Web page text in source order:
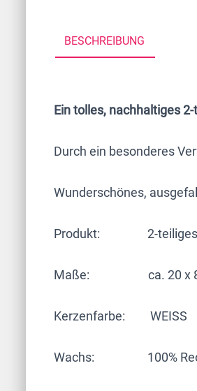
BESCHREIBUNG
Ein tolles, nachhaltiges
Durch ein besonderes
Wunderschönes,
Produkt: 2-teiliges
Maße: ca. 20 x 8
Kerzenfarbe: WEISS
Wachs: 100%